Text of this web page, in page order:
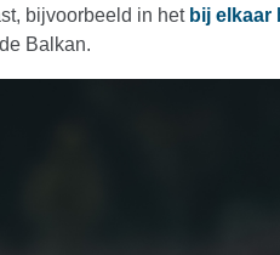
bijvoorbeeld in het bij elkaar
Balkan.